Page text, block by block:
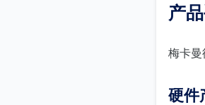
产
梅卡曼
硬件